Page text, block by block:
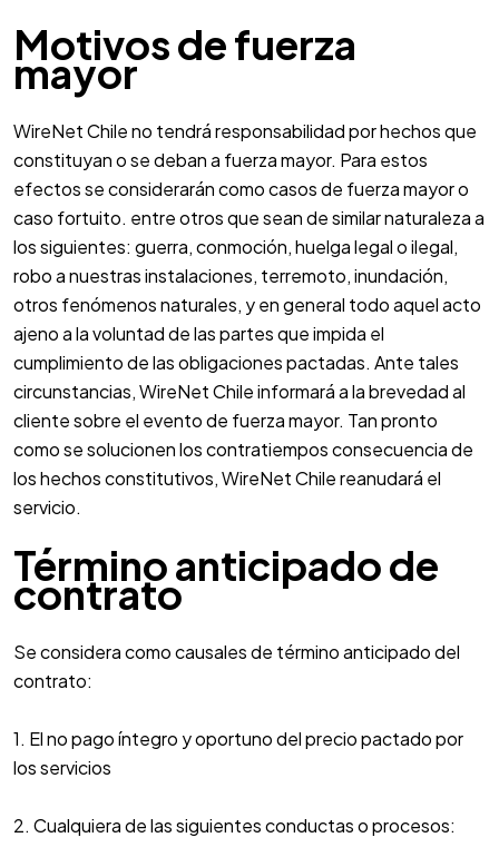
Motivos de fuerza
mayor
WireNet Chile no tendrá responsabilidad por hechos que
constituyan o se deban a fuerza mayor. Para estos
efectos se considerarán como casos de fuerza mayor o
caso fortuito. entre otros que sean de similar naturaleza a
los siguientes: guerra, conmoción, huelga legal o ilegal,
robo a nuestras instalaciones, terremoto, inundación,
otros fenómenos naturales, y en general todo aquel acto
ajeno a la voluntad de las partes que impida el
cumplimiento de las obligaciones pactadas. Ante tales
circunstancias, WireNet Chile informará a la brevedad al
cliente sobre el evento de fuerza mayor. Tan pronto
como se solucionen los contratiempos consecuencia de
los hechos constitutivos, WireNet Chile reanudará el
servicio.
Término anticipado de
contrato
Se considera como causales de término anticipado del
contrato:
1. El no pago íntegro y oportuno del precio pactado por
los servicios
2. Cualquiera de las siguientes conductas o procesos: